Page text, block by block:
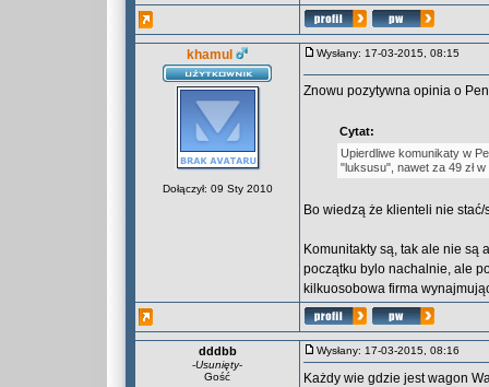
khamul
Dołączył: 09 Sty 2010
Wysłany: 17-03-2015, 08:15
Znowu pozytywna opinia o
Cytat:
Upierdliwe komunikaty w
"luksusu", nawet za 49 zł
Bo wiedzą że klienteli nie
Komunitakty są, tak ale nie są
początku bylo nachalnie, ale
kilkuosobowa firma
dddbb
-Usunięty-
Gość
Wysłany: 17-03-2015, 08:16
Każdy wie gdzie jest wagon